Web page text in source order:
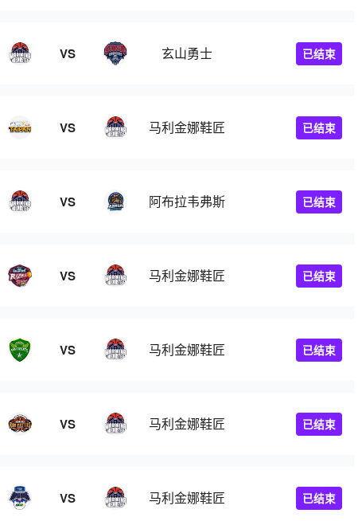
VS 玄山勇士 已结束
VS 马利金娜鞋匠 已结束
VS 阿布拉韦弗斯 已结束
VS 马利金娜鞋匠 已结束
VS 马利金娜鞋匠 已结束
VS 马利金娜鞋匠 已结束
VS 马利金娜鞋匠 已结束